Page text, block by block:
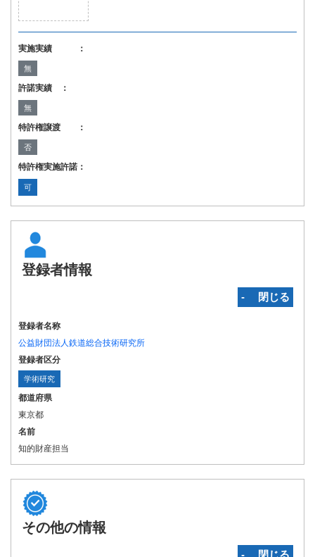
実施実績 ：
無
許諾実績 ：
無
特許権譲渡 ：
否
特許権実施許諾：
可
登録者情報
‐ 閉じる
登録者名称
公益財団法人鉄道総合技術研究所
登録者区分
学術研究
都道府県
東京都
名前
知的財産担当
その他の情報
‐ 閉じる